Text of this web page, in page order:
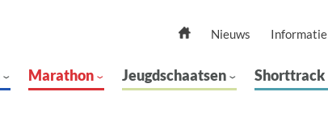
Nieuws Informatie
Marathon Jeugdschaatsen Shorttrack